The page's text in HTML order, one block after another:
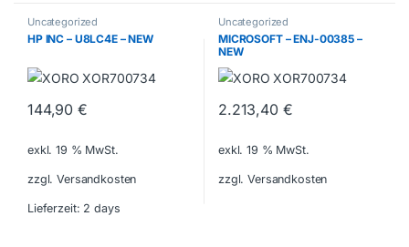
Uncategorized
HP INC – U8LC4E – NEW
144,90€
exkl. 19 % MwSt.
zzgl. Versandkosten
Lieferzeit: 2 days
Uncategorized
MICROSOFT – ENJ-00385 –
NEW
2.213,40 €
exkl. 19 % MwSt.
zzgl. Versandkosten